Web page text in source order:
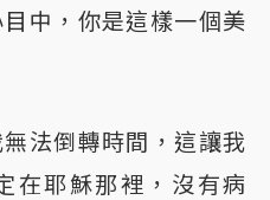
中，你是這樣一個美
法倒轉時間，這讓我
在耶穌那裡，沒有病